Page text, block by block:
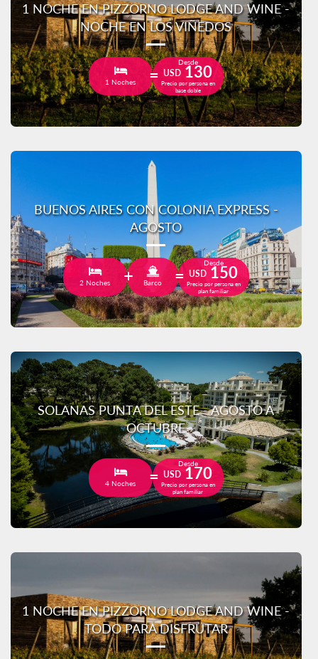
1 NOCHE EN PIZZORNO LODGE AND WINE -
NOCHE EN LOS VIÑEDOS
1 Noches
Desde
USD 130
Precio por persona en
base doble
BUENOS AIRES CON COLONIA EXPRESS -
AGOSTO
2 Noches Barco
Desde
USD 150
Precio por persona en
plan familiar
SOLANAS PUNTA DEL ESTE - AGOSTO A
OCTUBRE
4 Noches
Desde
USD 170
Precio por persona en
plan familiar
1 NOCHE EN PIZZORNO LODGE AND WINE -
TODO PARA DISFRUTAR